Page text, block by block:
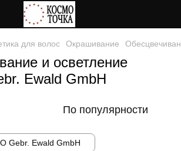
для волос Окрашивание
и осветление
Ewald GmbH
По популярности
Gebr. Ewald GmbH